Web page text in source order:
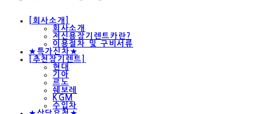
[회사소개]
회사소개
저신용장기렌트카란?
이용절차 및 구비서류
★특가신차★
[추천장기렌트]
현대
기아
르노
쉐보레
KGM
수입차